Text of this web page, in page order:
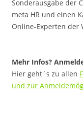
Sonderausgabe der
meta HR und einen
Online-Experten der
Mehr Infos?
Hier geht´s zu allen
und zur